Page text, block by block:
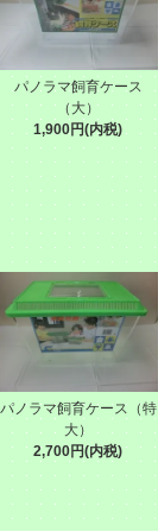
パノラマ飼育ケース
（大）
1,900円(内税)
パノラマ飼育ケース（特
大）
2,700円(内税)